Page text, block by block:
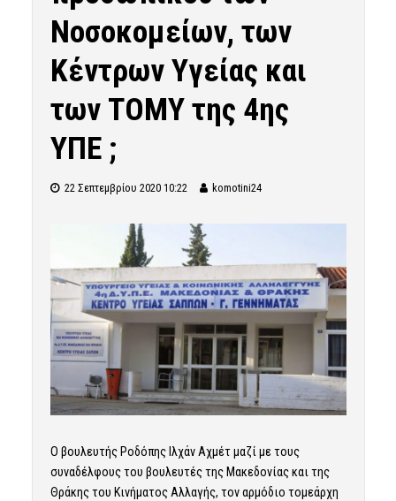
Νοσοκομείων, των
Κέντρων Υγείας και
των ΤΟΜΥ της 4ης
ΥΠΕ ;
22 Σεπτεμβρίου 2020 10:22 komotini24
Ο βουλευτής Ροδόπης Ιλχάν Αχμέτ μαζί με τους
συναδέλφους του βουλευτές της Μακεδονίας και της
Θράκης του Κινήματος Αλλαγής, τον αρμόδιο τομεάρχη